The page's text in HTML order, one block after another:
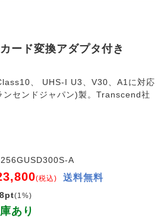
ード変換アダプタ付き
、 UHS-I U3、V30、A1に対応
センドジャパン)製。Transcend社
A
(税込) 送料無料
(1%)
あり